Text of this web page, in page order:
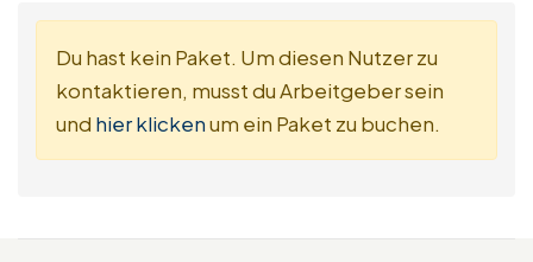
Du hast kein Paket. Um diesen Nutzer zu
kontaktieren, musst du Arbeitgeber sein
und hier klickenum ein Paket zu buchen.